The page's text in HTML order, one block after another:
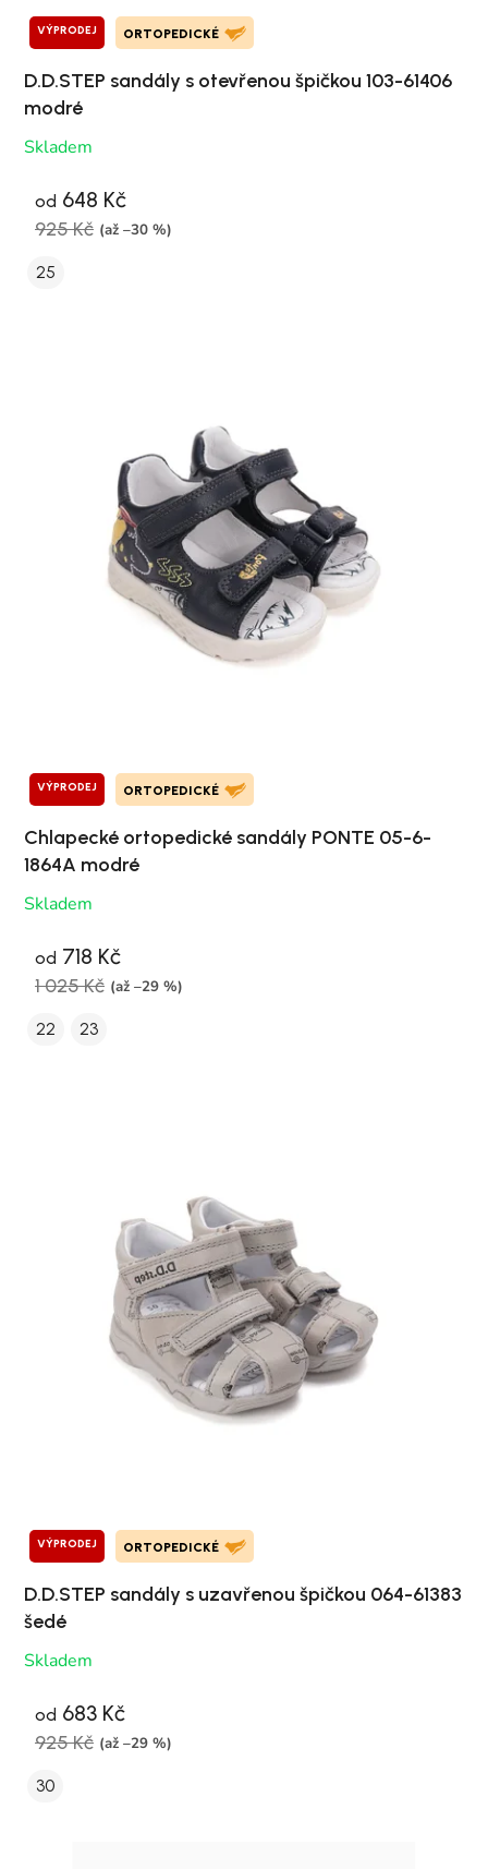
VÝPRODEJ ORTOPEDICKÉ
D.D.STEP sandály s otevřenou špičkou 103-61406
modré
Skladem
od 648 Kč
925 Kč (až –30 %)
25
VÝPRODEJ ORTOPEDICKÉ
Chlapecké ortopedické sandály PONTE 05-6-
1864A modré
Skladem
od 718 Kč
1 025 Kč (až –29 %)
22 23
VÝPRODEJ ORTOPEDICKÉ
D.D.STEP sandály s uzavřenou špičkou 064-61383
šedé
Skladem
od 683 Kč
925 Kč (až –29 %)
30